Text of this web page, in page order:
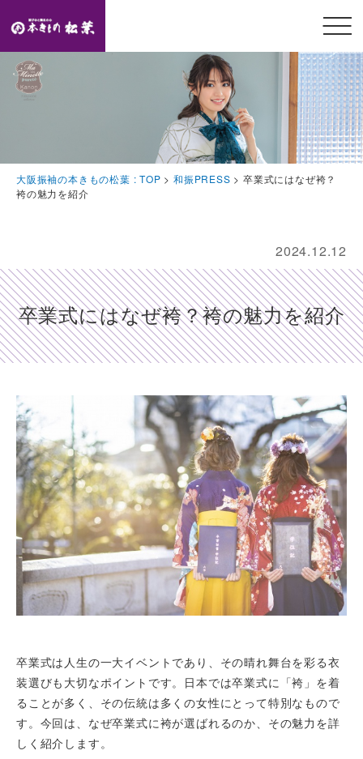
Feature
本きもの松葉の特徴
Collection
振袖コレクション
Plan
プラン
Shop list
店舗一覧
Pick up
ピックアップ店舗
Blog
スタッフブログ
Gallery
お客様ギャラリー
メニ
ュー
開閉
大阪振袖の本きもの松葉 : TOP >和振PRESS >卒業式にはなぜ袴？
袴の魅力を紹介
2024.12.12
卒業式にはなぜ袴？袴の魅力を紹介
卒業式は人生の一大イベントであり、その晴れ舞台を彩る衣
装選びも大切なポイントです。日本では卒業式に「袴」を着
ることが多く、その伝統は多くの女性にとって特別なもので
す。今回は、なぜ卒業式に袴が選ばれるのか、その魅力を詳
しく紹介します。